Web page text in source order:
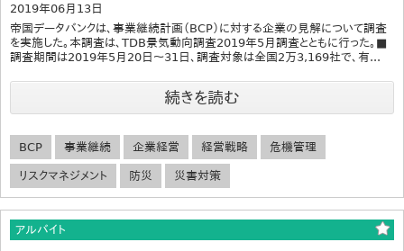
2019年06月13日
帝国データバンクは、事業継続計画（BCP）に対する企業の見解について調査
を実施した。本調査は、TDB景気動向調査2019年5月調査とともに行った。■
調査期間は2019年5月20日～31日、調査対象は全国2万3,169社で、有...
続きを読む
BCP 事業継続 企業経営 経営戦略 危機管理
リスクマネジメント 防災 災害対策
アルバイト